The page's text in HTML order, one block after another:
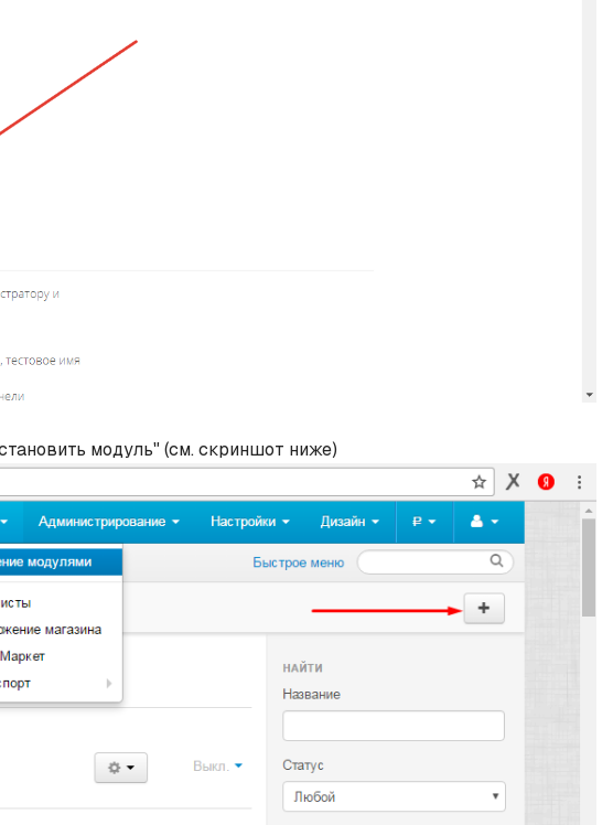
модуль" (см. скриншот ниже)